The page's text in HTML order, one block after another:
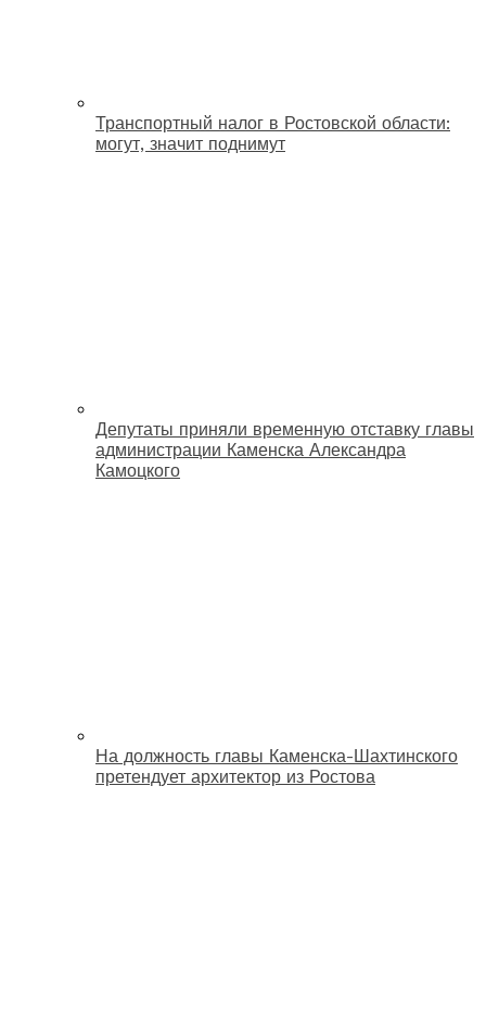
Транспортный налог в Ростовской области:
могут, значит поднимут
Депутаты приняли временную отставку главы
администрации Каменска Александра
Камоцкого
На должность главы Каменска-Шахтинского
претендует архитектор из Ростова